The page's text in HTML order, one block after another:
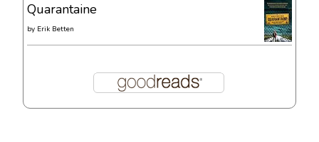
Quarantaine
by Erik Betten